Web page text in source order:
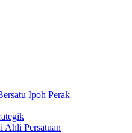
Ipoh Perak
Ahli Persatuan